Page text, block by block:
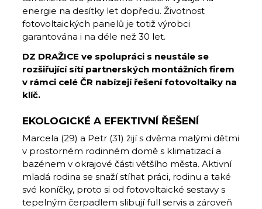
energie na desítky let dopředu. Životnost
fotovoltaických panelů je totiž výrobci
garantována i na déle než 30 let.
DZ DRAŽICE ve spolupráci s neustále se
rozšiřující sítí partnerských montážních firem
v rámci celé ČR nabízejí řešení fotovoltaiky na
klíč.
EKOLOGICKÉ A EFEKTIVNÍ ŘEŠENÍ
Marcela (29) a Petr (31) žijí s dvěma malými dětmi
v prostorném rodinném domě s klimatizací a
bazénem v okrajové části většího města. Aktivní
mladá rodina se snaží stíhat práci, rodinu a také
své koníčky, proto si od fotovoltaické sestavy s
tepelným čerpadlem slibují full servis a zároveň